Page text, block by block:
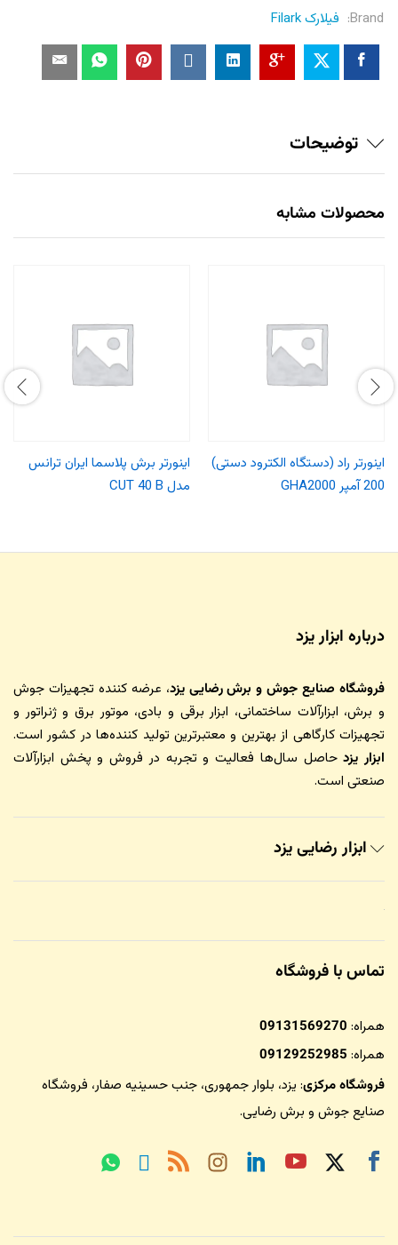
Brand: فیلارک Filark
توضیحات
محصولات مشابه
اینورتر راد (دستگاه الکترود دستی)
200 آمپر GHA2000
اینورتر برش پلاسما ایران ترانس
مدل CUT 40 B
درباره ابزار یزد
فروشگاه صنایع جوش و برش رضایی یزد، عرضه کننده تجهیزات جوش
و برش، ابزارآلات ساختمانی، ابزار برقی و بادی، موتور برق و ژنراتور و
تجهیزات کارگاهی از بهترین و معتبرترین تولید کننده‌ها در کشور است.
ابزار یزدحاصل سال‌ها فعالیت و تجربه در فروش و پخش ابزارآلات
صنعتی است.
ابزار رضایی یزد
تماس با فروشگاه
همراه: 09131569270
همراه: 09129252985
فروشگاه مرکزی: یزد، بلوار جمهوری، جنب حسینیه صفار، فروشگاه
صنایع جوش و برش رضایی.